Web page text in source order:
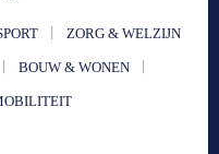
ZORG & WELZIJN
BOUW & WONEN